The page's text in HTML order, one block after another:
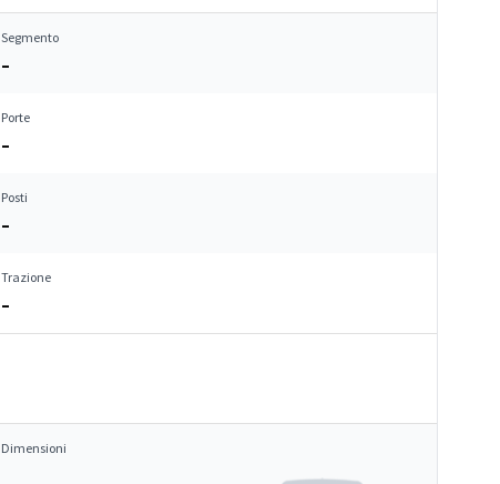
Segmento
–
Porte
–
Posti
–
Trazione
–
Dimensioni